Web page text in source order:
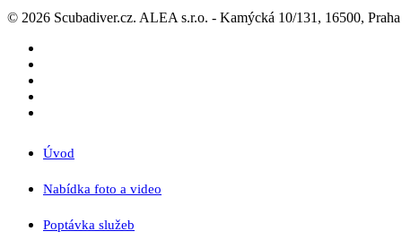
© 2026 Scubadiver.cz. ALEA s.r.o. - Kamýcká 10/131, 16500,
Menu
Úvod
Nabídka foto a video
Poptávka služeb